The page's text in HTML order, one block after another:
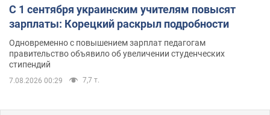
С 1 сентября украинским учителям повысят
зарплаты: Корецкий раскрыл подробности
Одновременно с повышением зарплат педагогам
правительство объявило об увеличении студенческих
стипендий
7.08.2026 00:29 7,7 т.